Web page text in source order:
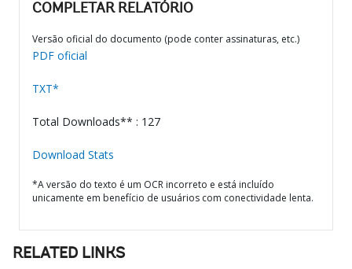
COMPLETAR RELATÓRIO
Versão oficial do documento (pode conter assinaturas, etc.)
PDF oficial
TXT*
Total Downloads** : 127
Download Stats
*A versão do texto é um OCR incorreto e está incluído
unicamente em benefício de usuários com conectividade lenta.
RELATED LINKS